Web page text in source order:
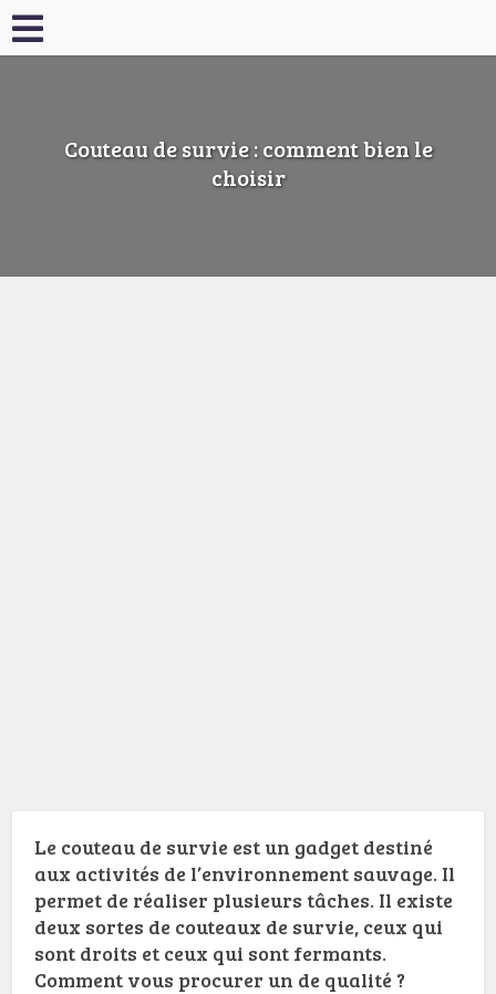
Couteau de survie : comment bien le
choisir
Le couteau de survie est un gadget destiné
aux activités de l’environnement sauvage. Il
permet de réaliser plusieurs tâches. Il existe
deux sortes de couteaux de survie, ceux qui
sont droits et ceux qui sont fermants.
Comment vous procurer un de qualité ?